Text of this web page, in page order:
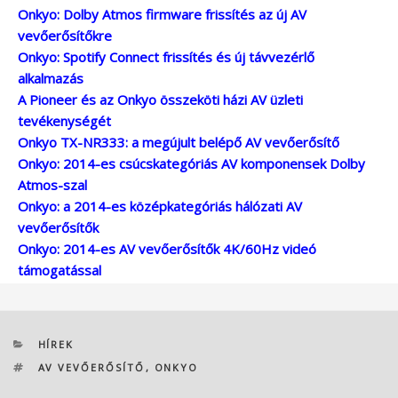
Onkyo: Dolby Atmos firmware frissítés az új AV
vevőerősítőkre
Onkyo: Spotify Connect frissítés és új távvezérlő
alkalmazás
A Pioneer és az Onkyo összeköti házi AV üzleti
tevékenységét
Onkyo TX-NR333: a megújult belépő AV vevőerősítő
Onkyo: 2014-es csúcskategóriás AV komponensek Dolby
Atmos-szal
Onkyo: a 2014-es középkategóriás hálózati AV
vevőerősítők
Onkyo: 2014-es AV vevőerősítők 4K/60Hz videó
támogatással
KATEGÓRIÁK
HÍREK
CÍMKÉK
AV VEVŐERŐSÍTŐ , ONKYO